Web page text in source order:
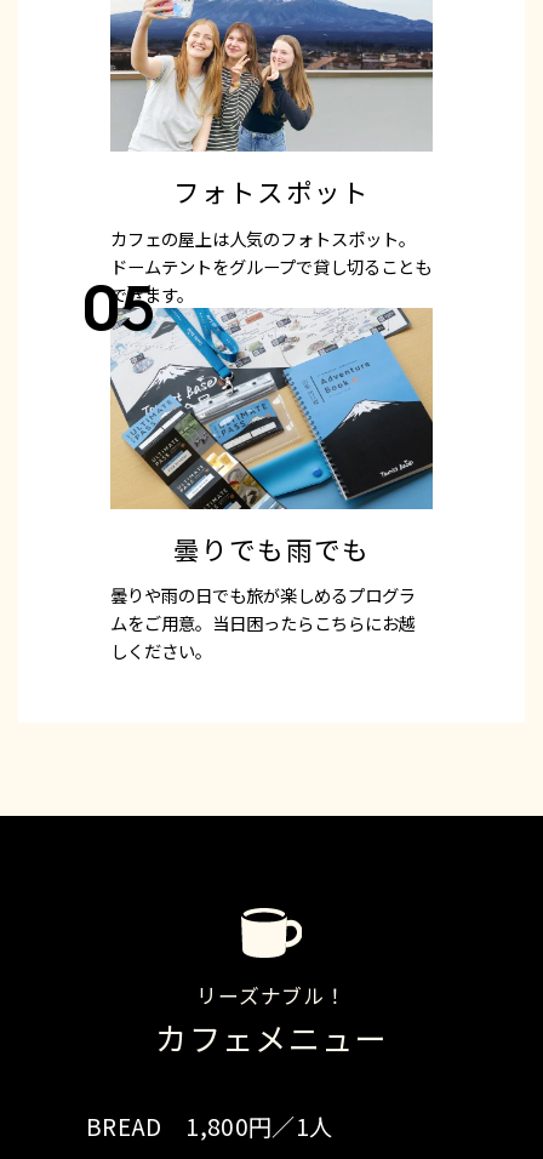
フォトスポット
カフェの屋上は人気のフォトスポット。
ドームテントをグループで貸し切ることも
できます。
05
曇りでも雨でも
曇りや雨の日でも旅が楽しめるプログラ
ムをご用意。当日困ったらこちらにお越
しください。
リーズナブル！
カフェメニュー
BREAD 1,800円／1人